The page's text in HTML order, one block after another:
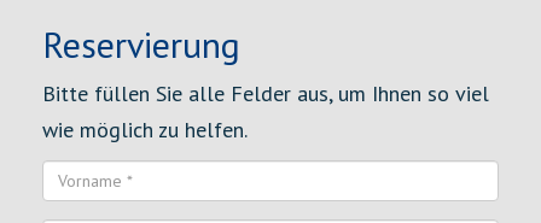
Reservierung
Bitte füllen Sie alle Felder aus, um Ihnen so viel
wie möglich zu helfen.